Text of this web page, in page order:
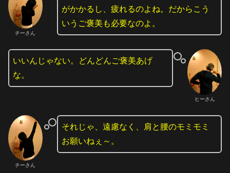
チーさん
がかかるし、疲れるのよね。だからこう
いうご褒美も必要なのよ。
ヒーさん
いいんじゃない。どんどんご褒美あげ
な。
チーさん
それじゃ、遠慮なく、肩と腰のモミモミ
お願いねぇ～。